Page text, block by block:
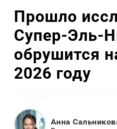
Прошло
Супер-Эль-
обрушится
2026 году
Анна